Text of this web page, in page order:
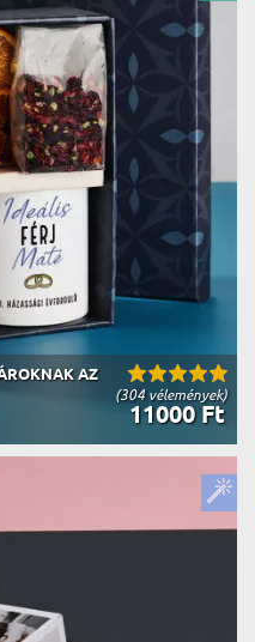
(304 vélemények)
AZ
11000 Ft